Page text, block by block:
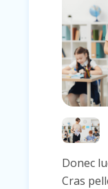
Donec
Cras